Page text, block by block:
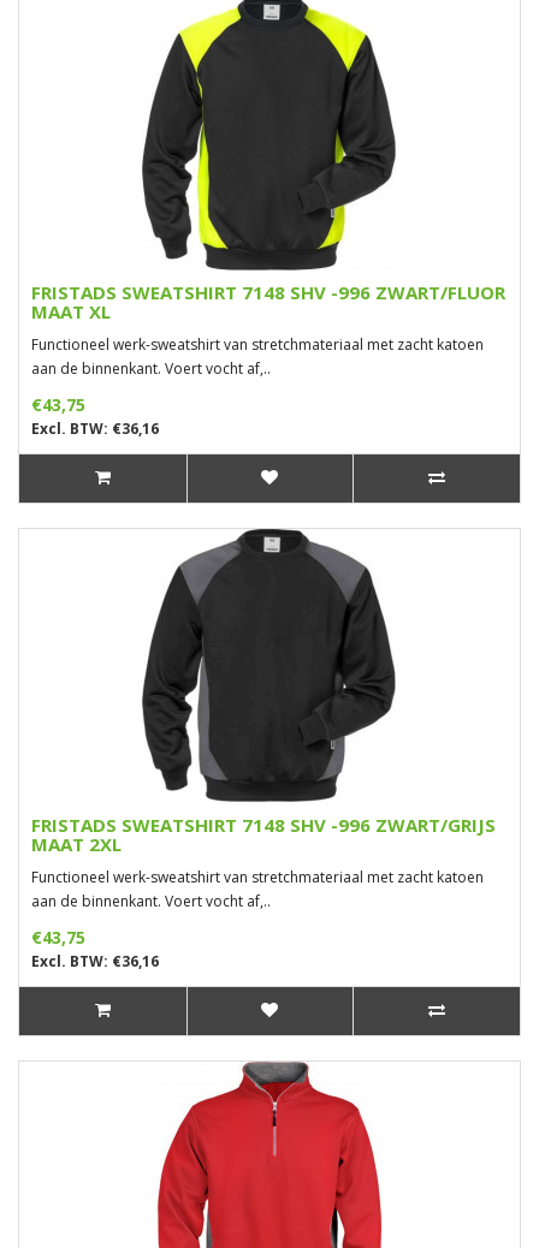
FRISTADS SWEATSHIRT 7148 SHV -996 ZWART/FLUOR
MAAT XL
Functioneel werk-sweatshirt van stretchmateriaal met zacht katoen
aan de binnenkant. Voert vocht af,..
€43,75
Excl. BTW: €36,16
FRISTADS SWEATSHIRT 7148 SHV -996 ZWART/GRIJS
MAAT 2XL
Functioneel werk-sweatshirt van stretchmateriaal met zacht katoen
aan de binnenkant. Voert vocht af,..
€43,75
Excl. BTW: €36,16